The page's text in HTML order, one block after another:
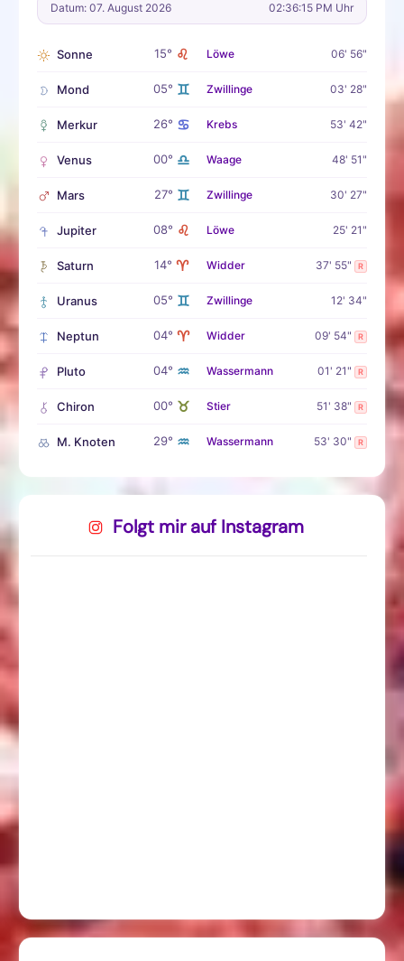
Datum: 07. August 2026 02:36:16 PM Uhr
Sonne 15° ♌ Löwe 06' 56"
Mond 05° ♊ Zwillinge 03' 28"
Merkur 26° ♋ Krebs 53' 42"
Venus 00° ♎ Waage 48' 51"
Mars 27° ♊ Zwillinge 30' 27"
Jupiter 08° ♌ Löwe 25' 21"
Saturn 14° ♈ Widder 37' 55" R
Uranus 05° ♊ Zwillinge 12' 34"
Neptun 04° ♈ Widder 09' 54" R
Pluto 04° ♒ Wassermann 01' 21" R
Chiron 00° ♉ Stier 51' 38" R
M. Knoten 29° ♒ Wassermann 53' 30" R
Folgt mir auf Instagram